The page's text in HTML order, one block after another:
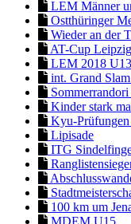
LEM Männer
Ostthüringer
Wieder an der
AT-Cup Leipzig
LEM 2018
int. Grand
Kinder stark
Kyu-Prüfungen
Lipisade
ITG
100 km um